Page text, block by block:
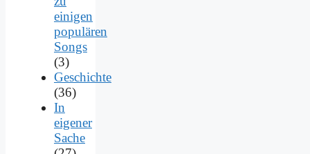
einigen
populären
Songs
(3)
Geschichte
(36)
In
eigener
Sache